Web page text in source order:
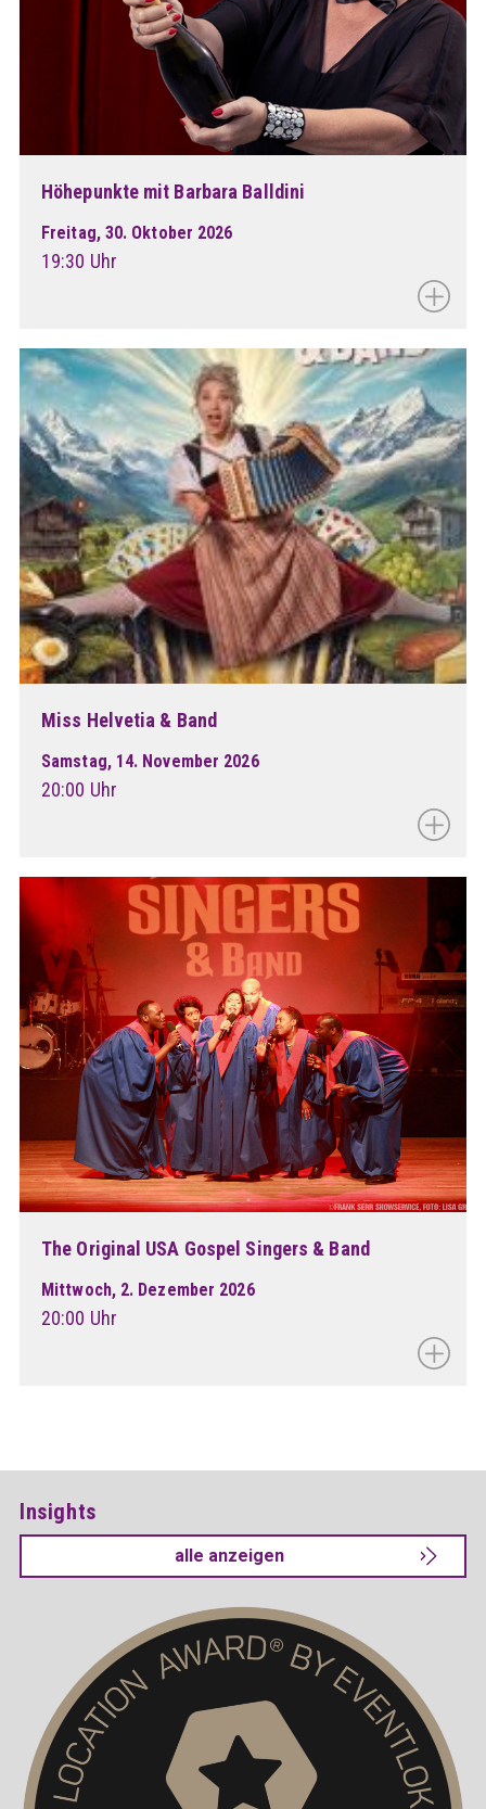
Höhepunkte mit Barbara Balldini
Freitag, 30. Oktober 2026
19:30 Uhr
Miss Helvetia & Band
Samstag, 14. November 2026
20:00 Uhr
The Original USA Gospel Singers & Band
Mittwoch, 2. Dezember 2026
20:00 Uhr
Insights
alle anzeigen